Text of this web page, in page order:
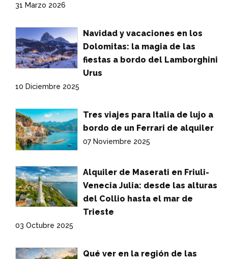
31 Marzo 2026
Navidad y vacaciones en los
Dolomitas: la magia de las
fiestas a bordo del Lamborghini
Urus
10 Diciembre 2025
Tres viajes para Italia de lujo a
bordo de un Ferrari de alquiler
07 Noviembre 2025
Alquiler de Maserati en Friuli-
Venecia Julia: desde las alturas
del Collio hasta el mar de
Trieste
03 Octubre 2025
Qué ver en la región de las